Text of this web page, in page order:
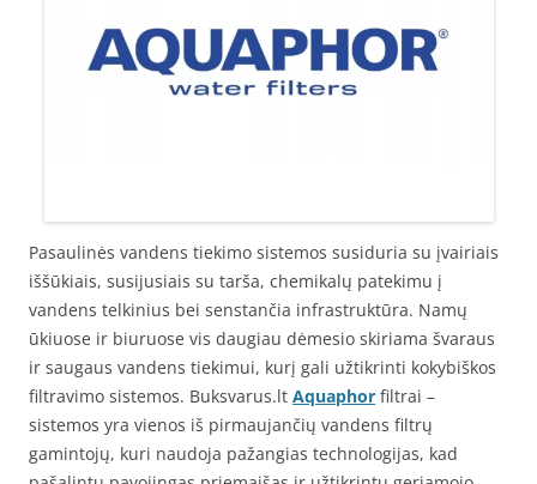
Pasaulinės vandens tiekimo sistemos susiduria su įvairiais
iššūkiais, susijusiais su tarša, chemikalų patekimu į
vandens telkinius bei senstančia infrastruktūra. Namų
ūkiuose ir biuruose vis daugiau dėmesio skiriama švaraus
ir saugaus vandens tiekimui, kurį gali užtikrinti kokybiškos
filtravimo sistemos. Buksvarus.lt Aquaphor filtrai –
sistemos yra vienos iš pirmaujančių vandens filtrų
gamintojų, kuri naudoja pažangias technologijas, kad